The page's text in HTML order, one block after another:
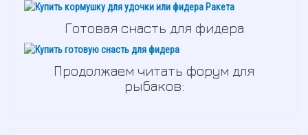
Готовая снасть для фидера
Продолжаем читать форум для
рыбаков: